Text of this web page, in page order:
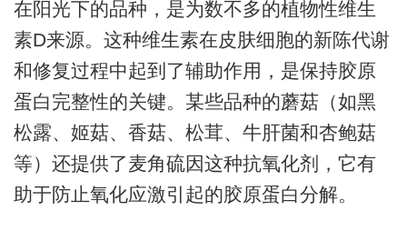
在阳光下的品种，是为数不多的植物性维生
素D来源。这种维生素在皮肤细胞的新陈代谢
和修复过程中起到了辅助作用，是保持胶原
蛋白完整性的关键。某些品种的蘑菇（如黑
松露、姬菇、香菇、松茸、牛肝菌和杏鲍菇
等）还提供了麦角硫因这种抗氧化剂，它有
助于防止氧化应激引起的胶原蛋白分解。